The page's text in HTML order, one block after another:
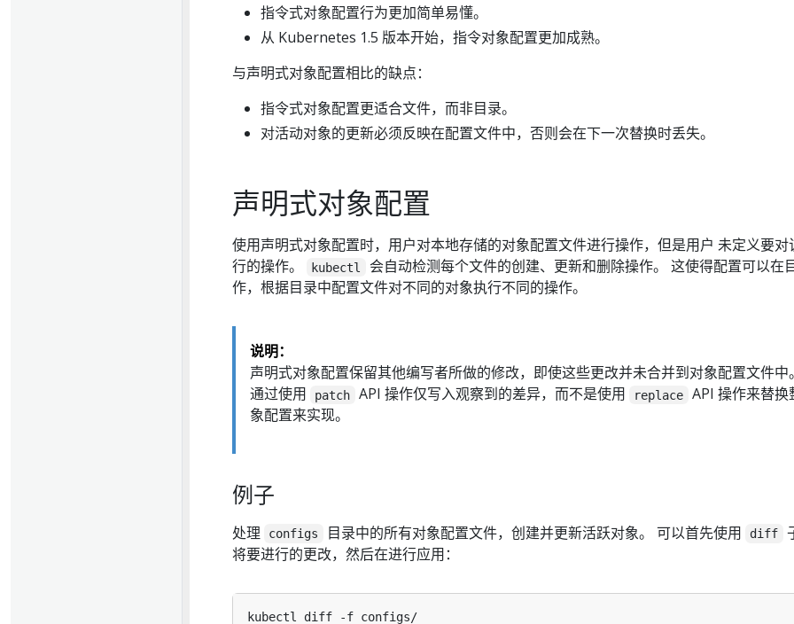
指令式对象配置行为更加简单易懂。
从 Kubernetes 1.5 版本开始，指令对象配置更加成熟。
与声明式对象配置相比的缺点：
指令式对象配置更适合文件，而非目录。
对活动对象的更新必须反映在配置文件中，否则会在下一次替换时丢失。
声明式对象配置
使用声明式对象配置时，用户对本地存储的对象配置文件进行操作，但是用户 未定义要对
行的操作。
kubectl
会自动检测每个文件的创建、更新和删除操作。 这使得配置可以在
作，根据目录中配置文件对不同的对象执行不同的操作。
说明：
声明式对象配置保留其他编写者所做的修改，即使这些更改并未合并到对象配置文件中
通过使用
patch API 操作仅写入观察到的差异，而不是使用 replace
API 操作来替换
象配置来实现。
例子
处理 configs 目录中的所有对象配置文件，创建并更新活跃对象。 可以首先使用 diff
将要进行的更改，然后在进行应用：